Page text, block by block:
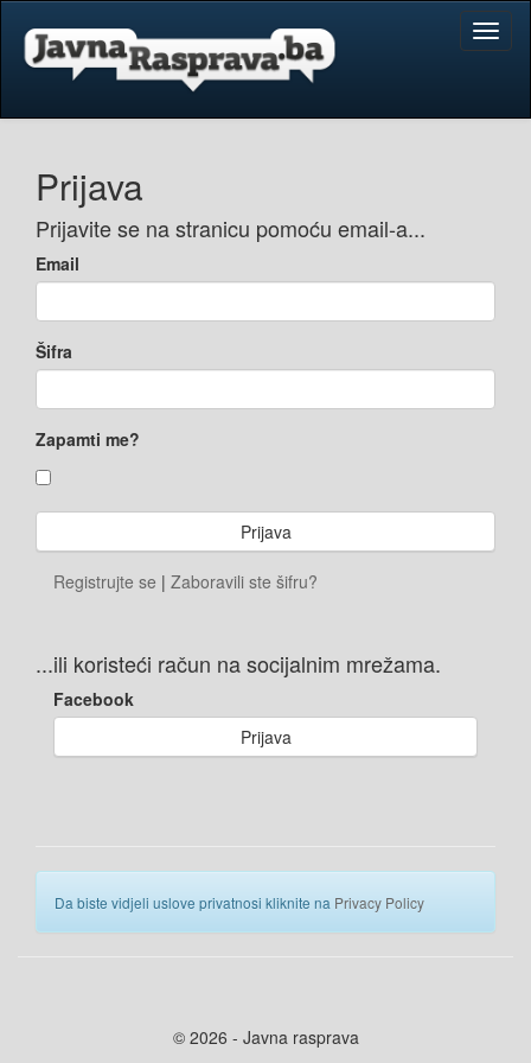
Prijava
Prijavite se na stranicu pomoću email-a...
Email
Šifra
Zapamti me?
Registrujte se | Zaboravili ste šifru?
...ili koristeći račun na socijalnim mrežama.
Facebook
Prijava
Da biste vidjeli uslove privatnosi kliknite na Privacy Policy
© 2026 - Javna rasprava